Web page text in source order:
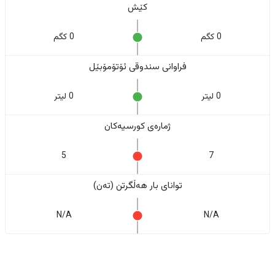
کێش
0 کگم 0 کگم
فراوانی سندوقی ئۆتۆمۆبێل
0 لیتر 0 لیتر
ژمارەی کورسیەکان
7
5
تواناى بار هەڵگرتن (تەن)
N/A
N/A